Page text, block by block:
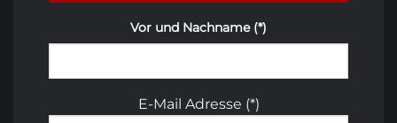
Vor und Nachname (*)
E-Mail Adresse (*)